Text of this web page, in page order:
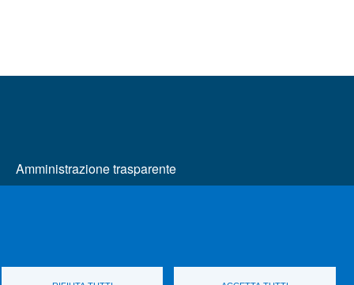
Amministrazione trasparente
Bandi e concorsi